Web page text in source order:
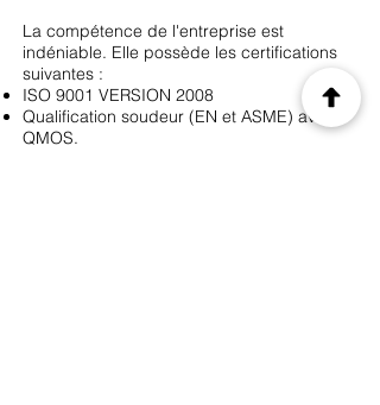
La compétence de l'entreprise est
indéniable. Elle possède les certifications
suivantes :
ISO 9001 VERSION 2008
Qualification soudeur (EN et ASME) avec
QMOS.